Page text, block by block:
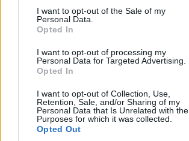
consent section.
I want to opt-out of the Sale of my
Personal Data.
Opted In
I want to opt-out of processing my
Personal Data for Targeted Advertising.
Opted In
I want to opt-out of Collection, Use,
Retention, Sale, and/or Sharing of my
Personal Data that Is Unrelated with the
Purposes for which it was collected.
Opted Out